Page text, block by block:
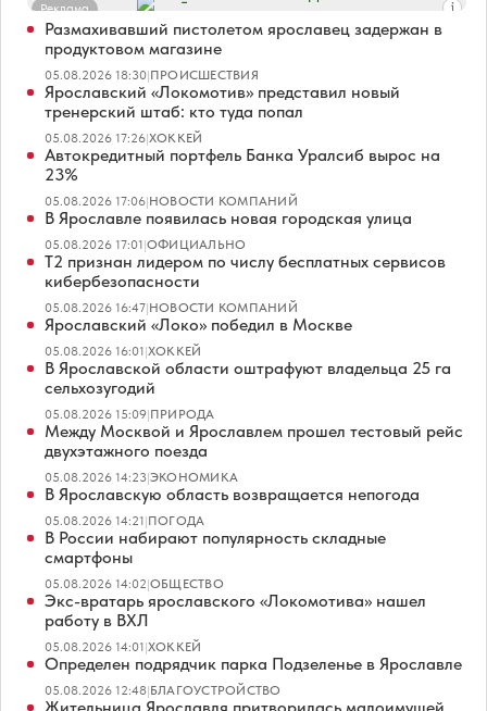
Реклама
Размахивавший пистолетом ярославец задержан в
продуктовом магазине
05.08.2026 18:30|ПРОИСШЕСТВИЯ
Ярославский «Локомотив» представил новый
тренерский штаб: кто туда попал
05.08.2026 17:26|ХОККЕЙ
Автокредитный портфель Банка Уралсиб вырос на
23%
05.08.2026 17:06|НОВОСТИ КОМПАНИЙ
В Ярославле появилась новая городская улица
05.08.2026 17:01|ОФИЦИАЛЬНО
Т2 признан лидером по числу бесплатных сервисов
кибербезопасности
05.08.2026 16:47|НОВОСТИ КОМПАНИЙ
Ярославский «Локо» победил в Москве
05.08.2026 16:01|ХОККЕЙ
В Ярославской области оштрафуют владельца 25 га
сельхозугодий
05.08.2026 15:09|ПРИРОДА
Между Москвой и Ярославлем прошел тестовый рейс
двухэтажного поезда
05.08.2026 14:23|ЭКОНОМИКА
В Ярославскую область возвращается непогода
05.08.2026 14:21|ПОГОДА
В России набирают популярность складные
смартфоны
05.08.2026 14:02|ОБЩЕСТВО
Экс-вратарь ярославского «Локомотива» нашел
работу в ВХЛ
05.08.2026 14:01|ХОККЕЙ
Определен подрядчик парка Подзеленье в Ярославле
05.08.2026 12:48|БЛАГОУСТРОЙСТВО